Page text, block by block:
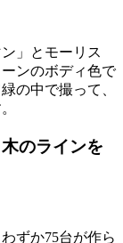
」とモーリス
ンのボディ色で
の中で撮って、
のラインを
ずか75台が作ら